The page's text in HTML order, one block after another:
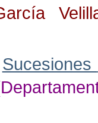
Sucesiones